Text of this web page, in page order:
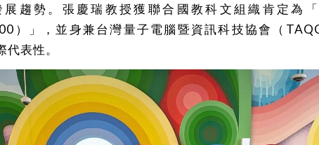
展趨勢。張慶瑞教授獲聯合國教科文組織肯定為
）」，並身兼台灣量子電腦暨資訊科技協會（
表性。